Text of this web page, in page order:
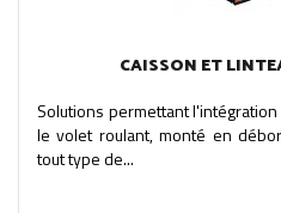
CAISSON ET
Solutions permettant
le volet roulant, monté en
tout type de...